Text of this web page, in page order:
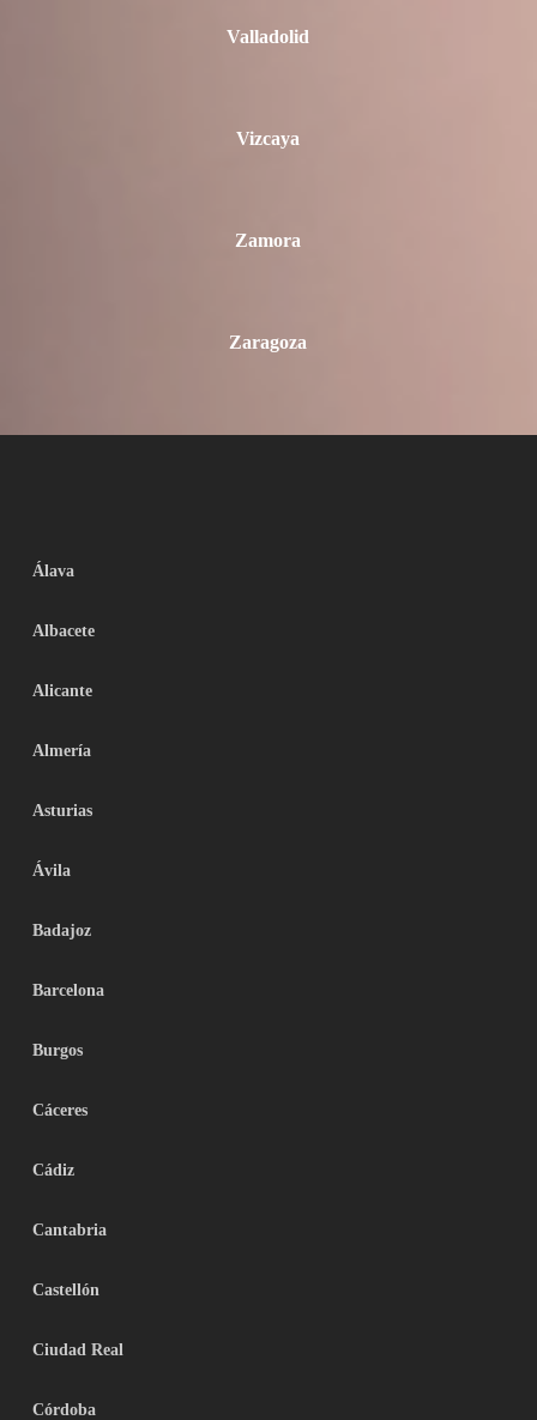
Valladolid
Vizcaya
Zamora
Zaragoza
Álava
Albacete
Alicante
Almería
Asturias
Ávila
Badajoz
Barcelona
Burgos
Cáceres
Cádiz
Cantabria
Castellón
Ciudad Real
Córdoba